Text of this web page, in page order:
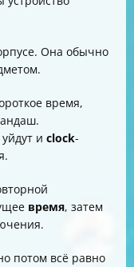
Она обычно
время,
и clock-
время, затем
потом всё равно